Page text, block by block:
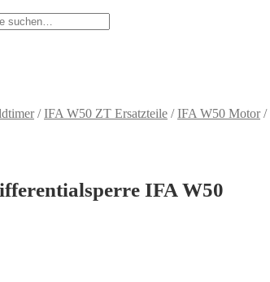
/IFA W50 ZT Ersatzteile /IFA W50 Motor/
IFA W50